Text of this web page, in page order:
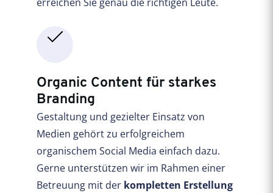
Organic Content für starkes
Branding
Gestaltung und gezielter Einsatz von
Medien gehört zu erfolgreichem
organischem Social Media einfach dazu.
Gerne unterstützen wir im Rahmen einer
Betreuung mit der kompletten Erstellung